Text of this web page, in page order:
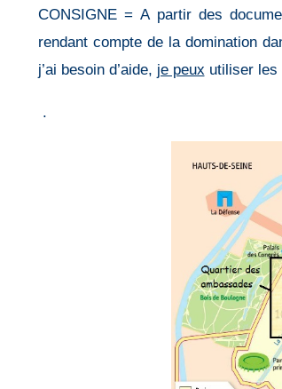
CONSIGNE=A partir des
rendant compte de la domination
j’ai besoin d’aide, je peux utiliser les
.